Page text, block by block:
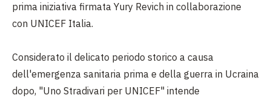
prima iniziativa firmata Yury Revich in collaborazione
con UNICEF Italia.
Considerato il delicato periodo storico a causa
dell'emergenza sanitaria prima e della guerra in Ucraina
dopo, "Uno Stradivari per UNICEF" intende